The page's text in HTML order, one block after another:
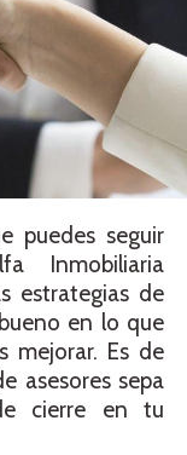
puedes seguir
Inmobiliaria
estrategias de
en lo que
mejorar. Es de
asesores sepa
cierre en tu